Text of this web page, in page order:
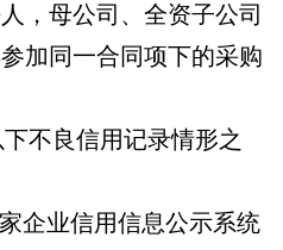
，母公司、全资子公司
加同一合同项下的采购
不良信用记录情形之
企业信用信息公示系统